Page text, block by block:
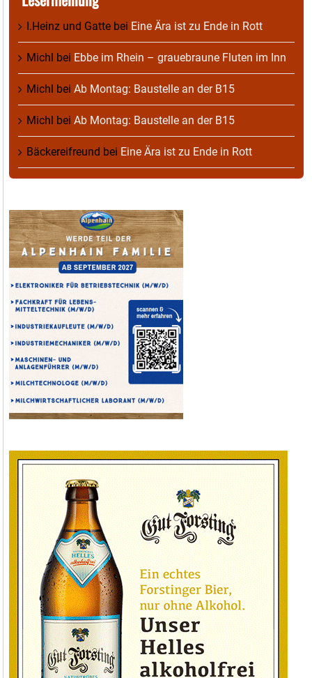
I.Heinz und Gatte bei Eine Ära ist zu Ende in Rott
Michl bei Ebbe im Rhein – grauebraune Fluten im Inn
Michl bei Ab Montag: Baustelle an der B15
Michl bei Ab Montag: Baustelle an der B15
Bäckereifreund bei Eine Ära ist zu Ende in Rott